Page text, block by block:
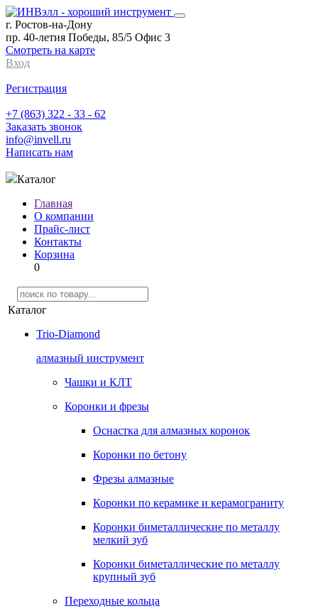
г. Ростов-на-Дону
пр. 40-летия Победы, 85/5 Офис 3
Смотреть на карте
Вход
Регистрация
+7 (863) 322 - 33 - 62
Заказать звонок
info@invell.ru
Написать нам
Каталог
Главная
О компании
Прайс-лист
Контакты
Корзина
0
Каталог
Trio-Diamond
алмазный инструмент
Чашки и КЛТ
Коронки и фрезы
Оснастка для алмазных коронок
Коронки по бетону
Фрезы алмазные
Коронки по керамике и керамограниту
Коронки биметаллические по металлу
мелкий зуб
Коронки биметаллические по металлу
крупный зуб
Переходные кольца